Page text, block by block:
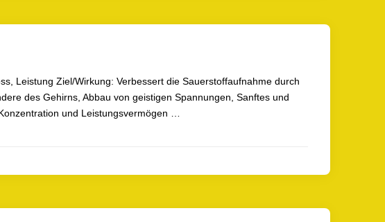
Leistung Ziel/Wirkung: Verbessert die Sauerstoffaufnahme durch
des Gehirns, Abbau von geistigen Spannungen, Sanftes und
und Leistungsvermögen …